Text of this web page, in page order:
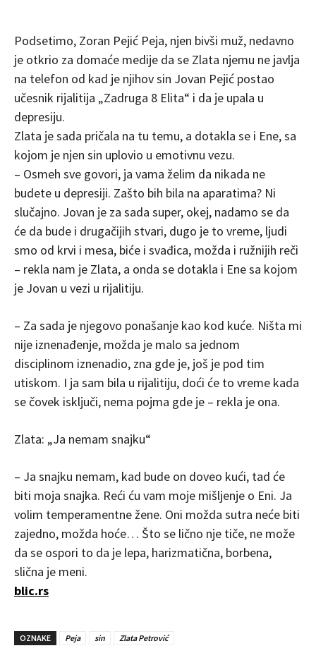
Podsetimo, Zoran Pejić Peja, njen bivši muž, nedavno
je otkrio za domaće medije da se Zlata njemu ne javlja
na telefon od kad je njihov sin Jovan Pejić postao
učesnik rijalitija „Zadruga 8 Elita“ i da je upala u
depresiju.
Zlata je sada pričala na tu temu, a dotakla se i Ene, sa
kojom je njen sin uplovio u emotivnu vezu.
– Osmeh sve govori, ja vama želim da nikada ne
budete u depresiji. Zašto bih bila na aparatima? Ni
slučajno. Jovan je za sada super, okej, nadamo se da
će da bude i drugačijih stvari, dugo je to vreme, ljudi
smo od krvi i mesa, biće i svađica, možda i ružnijih reči
– rekla nam je Zlata, a onda se dotakla i Ene sa kojom
je Jovan u vezi u rijalitiju.
– Za sada je njegovo ponašanje kao kod kuće. Ništa mi
nije iznenađenje, možda je malo sa jednom
disciplinom iznenadio, zna gde je, još je pod tim
utiskom. I ja sam bila u rijalitiju, doći će to vreme kada
se čovek isključi, nema pojma gde je – rekla je ona.
Zlata: „Ja nemam snajku“
– Ja snajku nemam, kad bude on doveo kući, tad će
biti moja snajka. Reći ću vam moje mišljenje o Eni. Ja
volim temperamentne žene. Oni možda sutra neće biti
zajedno, možda hoće… Što se lično nje tiče, ne može
da se ospori to da je lepa, harizmatična, borbena,
slična je meni.
blic.rs
OZNAKE Peja sin Zlata Petrović